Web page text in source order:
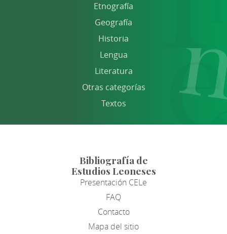
Etnografía
Geografía
Historia
Lengua
Literatura
Otras categorías
Textos
Bibliografía de
Estudios Leoneses
Presentación CELe
FAQ
Contacto
Mapa del sitio